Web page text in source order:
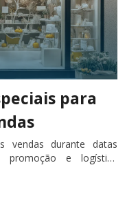
para
vendas durante datas
promoção e logística